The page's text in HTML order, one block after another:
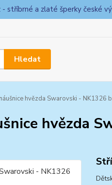
stříbrné a zlaté šperky české
Hledat
hvězda Swarovski - NK1326
hvězda